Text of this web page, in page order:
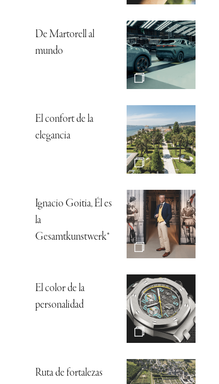
De Martorell al
mundo
El confort de la
elegancia
Ignacio Goitia, Él es
la
Gesamtkunstwerk*
El color de la
personalidad
Ruta de fortalezas